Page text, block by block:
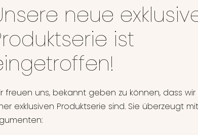
neue
ist
freuen uns, bekannt geben zu können, dass wir
exklusiven Produktserie sind. Sie überzeugt